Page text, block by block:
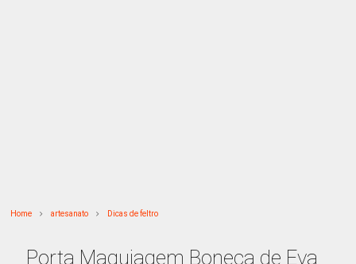
Home artesanato Dicas de feltro
Porta Maquiagem Boneca de Eva